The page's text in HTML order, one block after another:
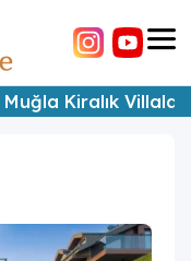
Muğla Kiralık Villalar